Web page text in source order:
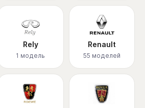
Rely
1 модель
Renault
55 моделей